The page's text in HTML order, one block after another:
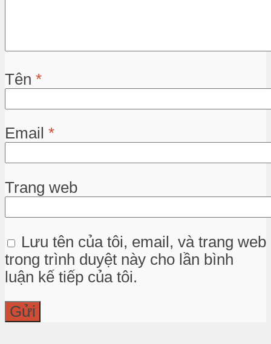
Tên *
Email *
Trang web
Lưu tên của tôi, email, và trang web
trong trình duyệt này cho lần bình
luận kế tiếp của tôi.